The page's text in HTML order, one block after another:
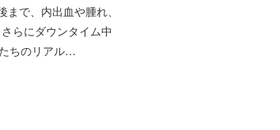
で、内出血や腫れ、
らにダウンタイム中
ちのリアル…